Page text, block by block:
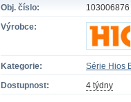
Obj. číslo:
103006876
Výrobce:
Kategorie:
Série Hios
Dostupnost:
4 týdny